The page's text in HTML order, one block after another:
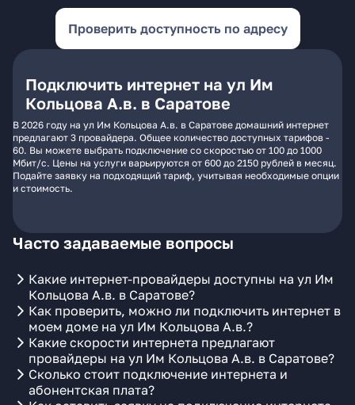
Проверить доступность по адресу
Подключить интернет на ул Им
Кольцова А.в. в Саратове
В 2026 году на ул Им Кольцова А.в. в Саратове домашний интернет
предлагают 3 провайдера. Общее количество доступных тарифов -
60. Вы можете выбрать подключение со скоростью от 100 до 1000
Мбит/с. Цены на услуги варьируются от 600 до 2150 рублей в месяц.
Подайте заявку на подходящий тариф, учитывая необходимые опции
и стоимость.
Часто задаваемые вопросы
Какие интернет-провайдеры доступны на ул Им
Кольцова А.в. в Саратове?
Как проверить, можно ли подключить интернет в
моем доме на ул Им Кольцова А.в.?
Какие скорости интернета предлагают
провайдеры на ул Им Кольцова А.в. в Саратове?
Сколько стоит подключение интернета и
абонентская плата?